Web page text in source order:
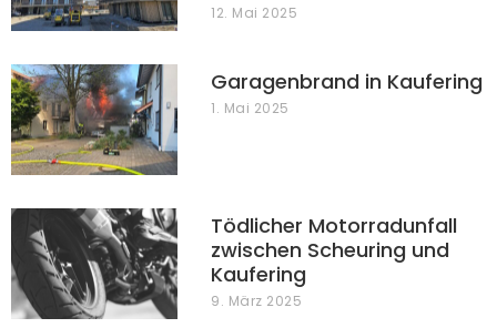
12. Mai 2025
Garagenbrand in Kaufering
1. Mai 2025
Tödlicher Motorradunfall
zwischen Scheuring und
Kaufering
9. März 2025